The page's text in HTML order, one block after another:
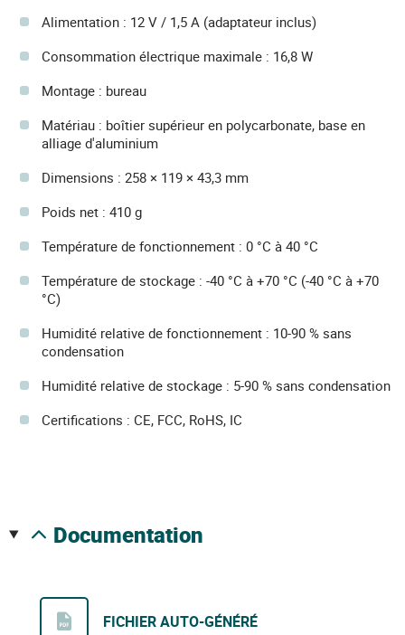
Alimentation : 12 V / 1,5 A (adaptateur inclus)
Consommation électrique maximale : 16,8 W
Montage : bureau
Matériau : boîtier supérieur en polycarbonate, base en
alliage d'aluminium
Dimensions : 258 × 119 × 43,3 mm
Poids net : 410 g
Température de fonctionnement : 0 °C à 40 °C
Température de stockage : -40 °C à +70 °C (-40 °C à +70
°C)
Humidité relative de fonctionnement : 10-90 % sans
condensation
Humidité relative de stockage : 5-90 % sans condensation
Certifications : CE, FCC, RoHS, IC
documentation
FICHIER AUTO-GÉNÉRÉ